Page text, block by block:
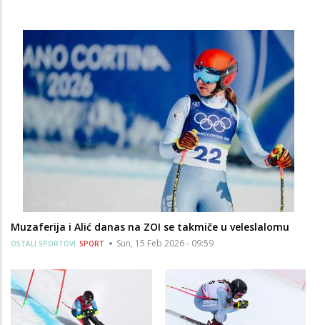
Muzaferija i Alić danas na ZOI se takmiče u veleslalomu
OSTALI SPORTOVI SPORT Sun, 15 Feb 2026 - 09:59